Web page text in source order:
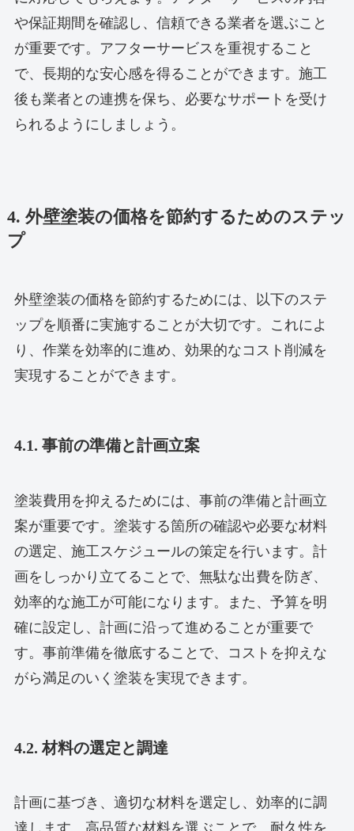
や保証期間を確認し、信頼できる業者を選ぶこと
が重要です。アフターサービスを重視すること
で、長期的な安心感を得ることができます。施工
後も業者との連携を保ち、必要なサポートを受け
られるようにしましょう。
4. 外壁塗装の価格を節約するためのステッ
プ
外壁塗装の価格を節約するためには、以下のステ
ップを順番に実施することが大切です。これによ
り、作業を効率的に進め、効果的なコスト削減を
実現することができます。
4.1. 事前の準備と計画立案
塗装費用を抑えるためには、事前の準備と計画立
案が重要です。塗装する箇所の確認や必要な材料
の選定、施工スケジュールの策定を行います。計
画をしっかり立てることで、無駄な出費を防ぎ、
効率的な施工が可能になります。また、予算を明
確に設定し、計画に沿って進めることが重要で
す。事前準備を徹底することで、コストを抑えな
がら満足のいく塗装を実現できます。
4.2. 材料の選定と調達
計画に基づき、適切な材料を選定し、効率的に調